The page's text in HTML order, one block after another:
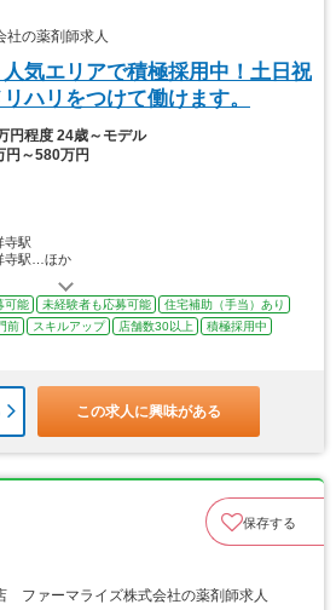
の薬剤師求人
気エリアで積極採用中！土日祝
ハリをつけて働けます。
円程度 24歳～モデル
円～580万円
寺駅
寺駅…ほか
可能 未経験者も応募可能
住宅補助（手当）あり
前 スキルアップ 店舗数30以上
積極採用中
この求人に興味がある
保存する
ファーマライズ株式会社の薬剤師求人